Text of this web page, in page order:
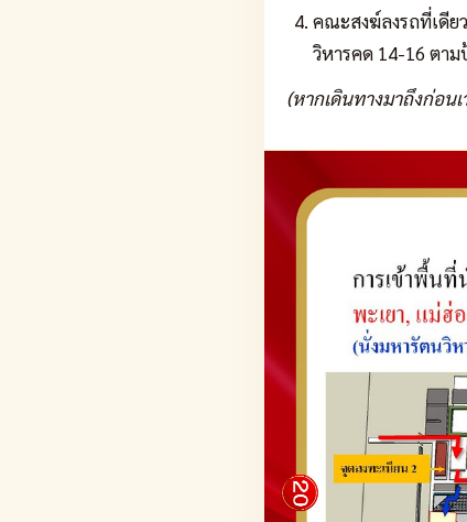
คณะสงฆ์ลงรถที่เดีย
วิหารคด 14-16 ตา
(หากเดินทางมาถึงก่อน